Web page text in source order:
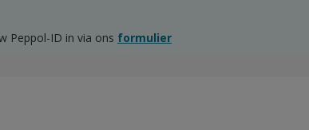
Peppol-ID in via ons formulier